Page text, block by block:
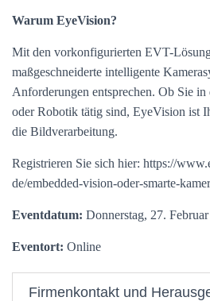
Warum EyeVision?
Mit den vorkonfigurierten EVT-
maßgeschneiderte intelligente
Anforderungen entsprechen. Ob Sie
oder Robotik tätig sind, EyeVision ist
die Bildverarbeitung.
Registrieren Sie sich hier: https://
de/embedded-vision-oder-smarte-
Eventdatum: Donnerstag, 27.
Eventort: Online
Firmenkontakt und